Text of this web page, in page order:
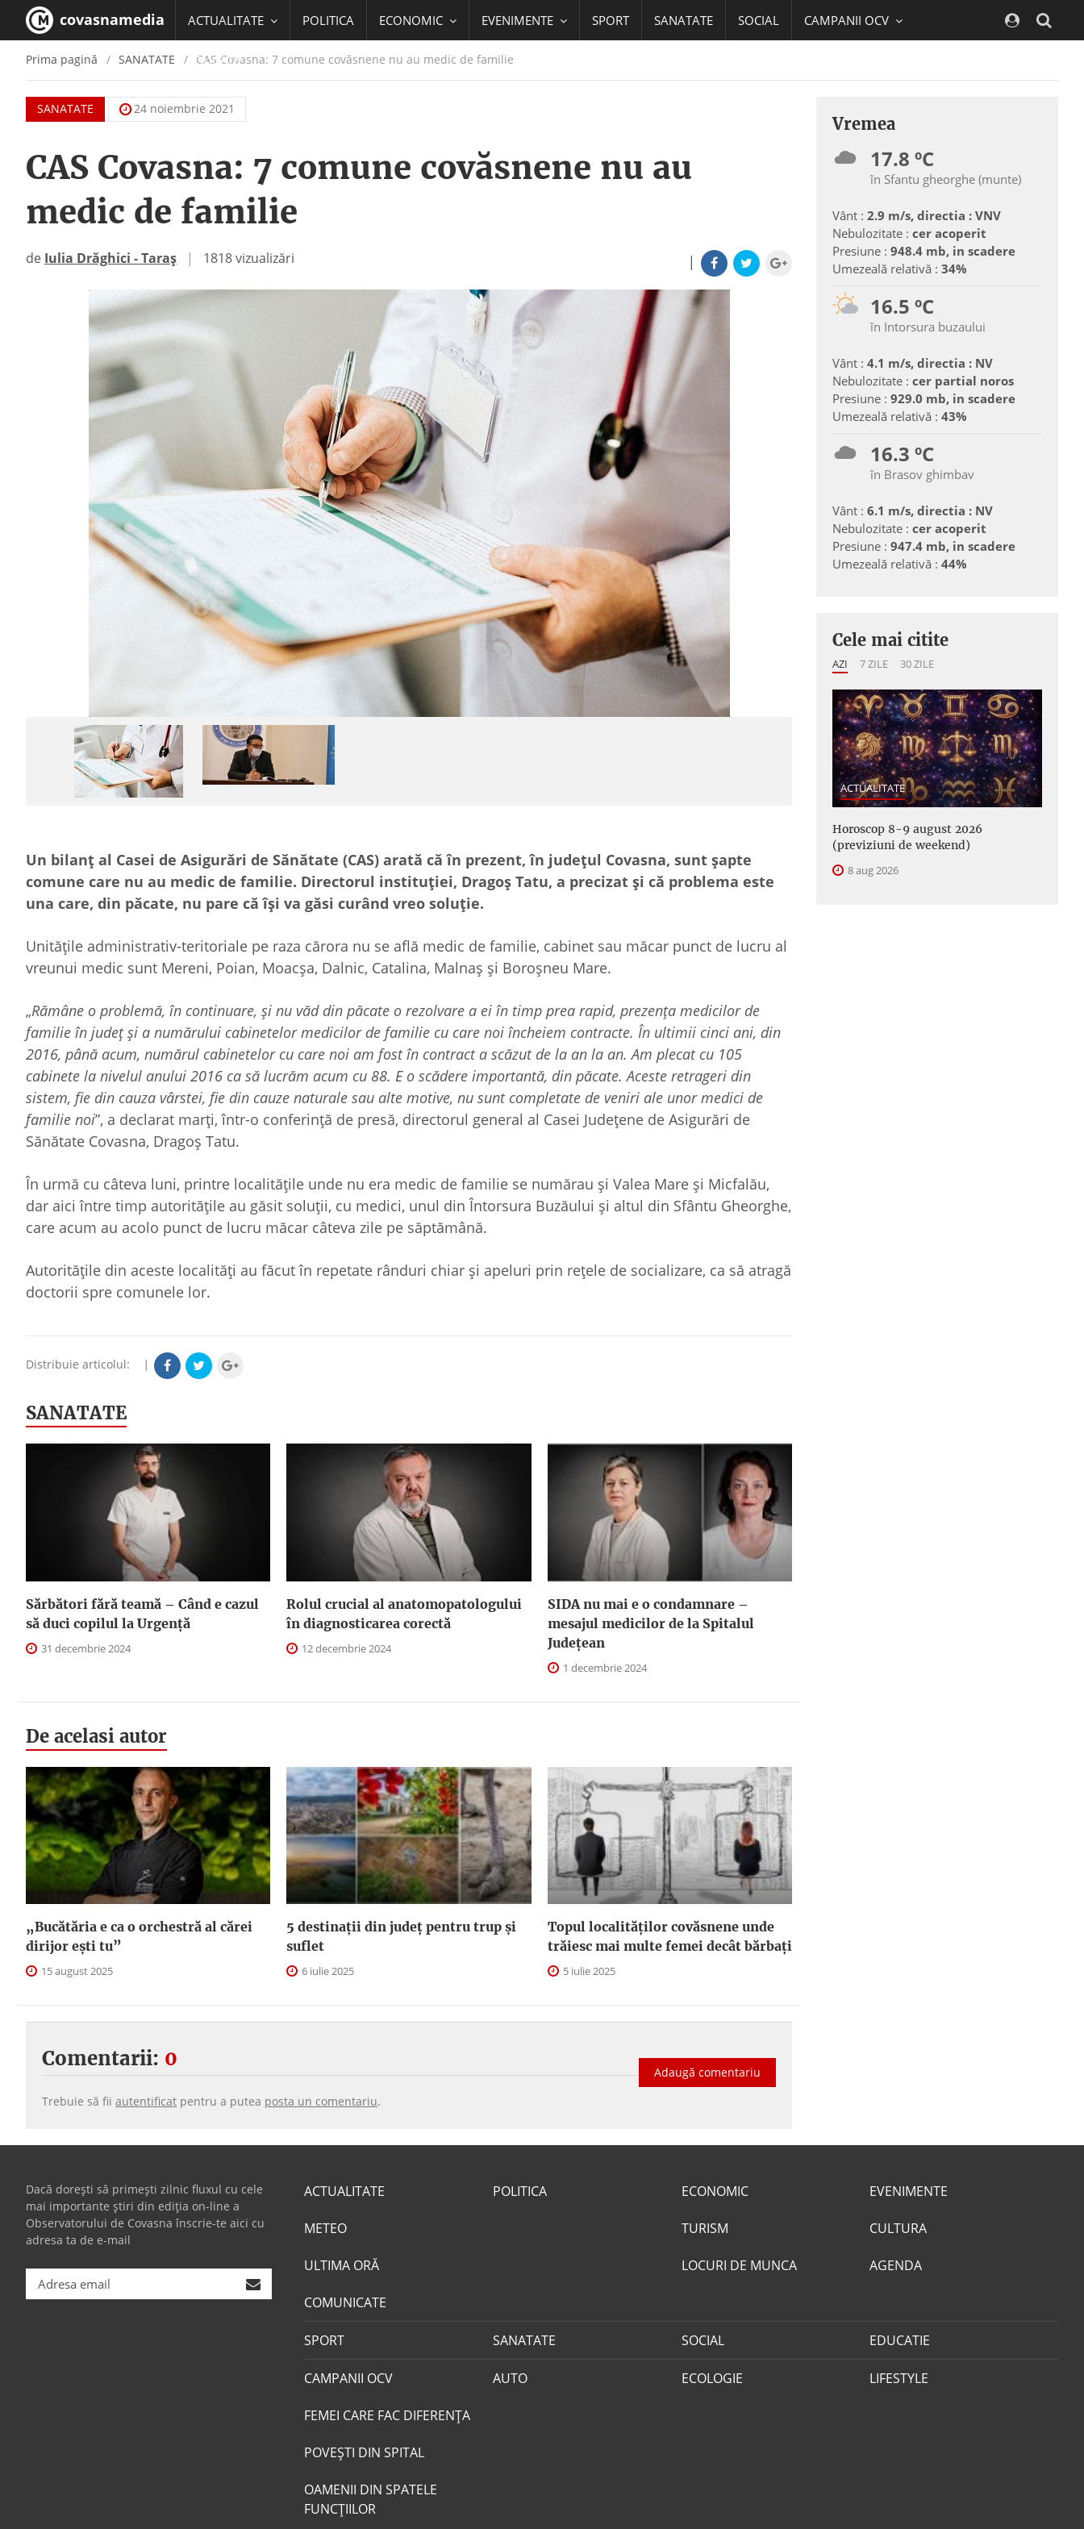
covasnamedia ACTUALITATE POLITICA ECONOMIC EVENIMENTE SPORT SANATATE SOCIAL CAMPANII OCV
EDUCATIE
Prima pagină SANATATE CAS Covasna: 7 comune covăsnene nu au medic de familie
SANATATE 24 noiembrie 2021
CAS Covasna: 7 comune covăsnene nu au
medic de familie
|
de Iulia Drăghici - Taraș | 1818 vizualizări
Un bilanț al Casei de Asigurări de Sănătate (CAS) arată că în prezent, în județul Covasna, sunt șapte
comune care nu au medic de familie. Directorul instituției, Dragoș Tatu, a precizat și că problema este
una care, din păcate, nu pare că își va găsi curând vreo soluție.
Unitățile administrativ-teritoriale pe raza cărora nu se află medic de familie, cabinet sau măcar punct de lucru al
vreunui medic sunt Mereni, Poian, Moacșa, Dalnic, Catalina, Malnaș și Boroșneu Mare.
„Rămâne o problemă, în continuare, și nu văd din păcate o rezolvare a ei în timp prea rapid, prezența medicilor de
familie în județ și a numărului cabinetelor medicilor de familie cu care noi încheiem contracte. În ultimii cinci ani, din
2016, până acum, numărul cabinetelor cu care noi am fost în contract a scăzut de la an la an. Am plecat cu 105
cabinete la nivelul anului 2016 ca să lucrăm acum cu 88. E o scădere importantă, din păcate. Aceste retrageri din
sistem, fie din cauza vârstei, fie din cauze naturale sau alte motive, nu sunt completate de veniri ale unor medici de
familie noi”, a declarat marți, într-o conferință de presă, directorul general al Casei Județene de Asigurări de
Sănătate Covasna, Dragoș Tatu.
În urmă cu câteva luni, printre localitățile unde nu era medic de familie se numărau și Valea Mare și Micfalău,
dar aici între timp autoritățile au găsit soluții, cu medici, unul din Întorsura Buzăului și altul din Sfântu Gheorghe,
care acum au acolo punct de lucru măcar câteva zile pe săptămână.
Autoritățile din aceste localități au făcut în repetate rânduri chiar și apeluri prin rețele de socializare, ca să atragă
doctorii spre comunele lor.
Distribuie articolul: |
SANATATE
Sărbători fără teamă – Când e cazul
să duci copilul la Urgență
31 decembrie 2024
Rolul crucial al anatomopatologului
în diagnosticarea corectă
12 decembrie 2024
SIDA nu mai e o condamnare –
mesajul medicilor de la Spitalul
Județean
1 decembrie 2024
De acelasi autor
„Bucătăria e ca o orchestră al cărei
dirijor ești tu”
15 august 2025
5 destinații din județ pentru trup și
suflet
6 iulie 2025
Topul localităților covăsnene unde
trăiesc mai multe femei decât bărbați
5 iulie 2025
Comentarii: 0
Adaugă comentariu
Trebuie să fii autentificat pentru a putea posta un comentariu.
Vremea
17.8 ºC
în Sfantu gheorghe (munte)
Vânt : 2.9 m/s, directia : VNV
Nebulozitate : cer acoperit
Presiune : 948.4 mb, in scadere
Umezeală relativă : 34%
16.5 ºC
în Intorsura buzaului
Vânt : 4.1 m/s, directia : NV
Nebulozitate : cer partial noros
Presiune : 929.0 mb, in scadere
Umezeală relativă : 43%
16.3 ºC
în Brasov ghimbav
Vânt : 6.1 m/s, directia : NV
Nebulozitate : cer acoperit
Presiune : 947.4 mb, in scadere
Umezeală relativă : 44%
Cele mai citite
AZI 7 ZILE 30 ZILE
ACTUALITATE
Horoscop 8-9 august 2026
(previziuni de weekend)
8 aug 2026
Dacă dorești să primești zilnic fluxul cu cele
mai importante știri din ediția on-line a
Observatorului de Covasna înscrie-te aici cu
adresa ta de e-mail
ACTUALITATE
METEO
ULTIMA ORĂ
COMUNICATE
POLITICA ECONOMIC
TURISM
LOCURI DE MUNCA
EVENIMENTE
CULTURA
AGENDA
SPORT SANATATE SOCIAL EDUCATIE
CAMPANII OCV
FEMEI CARE FAC DIFERENȚA
POVEŞTI DIN SPITAL
OAMENII DIN SPATELE
FUNCŢIILOR
AUTO ECOLOGIE LIFESTYLE